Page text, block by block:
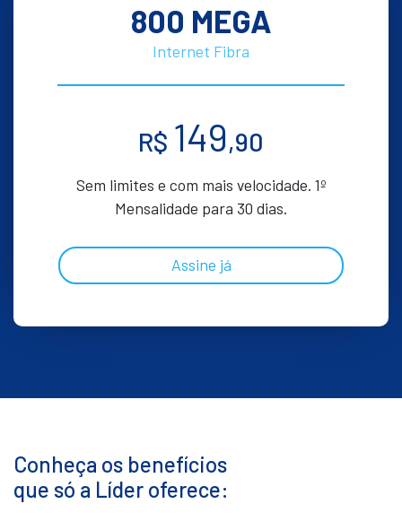
800 MEGA
Internet Fibra
R$ 149,90
Sem limites e com mais velocidade. 1º
Mensalidade para 30 dias.
Assine já
Conheça os benefícios
que só a Líder oferece: